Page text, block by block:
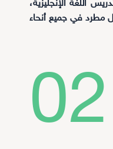
اللغة الإنجليزية،
مطرد في جميع أنحاء